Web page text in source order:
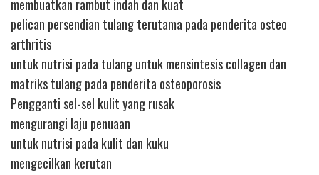
membuatkan rambut indah dan kuat
pelican persendian tulang terutama pada penderita osteo
arthritis
untuk nutrisi pada tulang untuk mensintesis collagen dan
matriks tulang pada penderita osteoporosis
Pengganti sel-sel kulit yang rusak
mengurangi laju penuaan
untuk nutrisi pada kulit dan kuku
mengecilkan kerutan